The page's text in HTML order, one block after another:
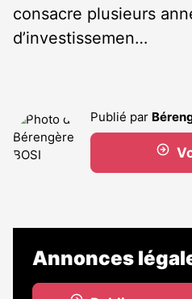
consacre plusieurs
d’investissemen…
Publié par
Annonces